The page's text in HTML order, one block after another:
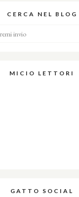
CERCA NEL BLOG
MICIO LETTORI
GATTO SOCIAL